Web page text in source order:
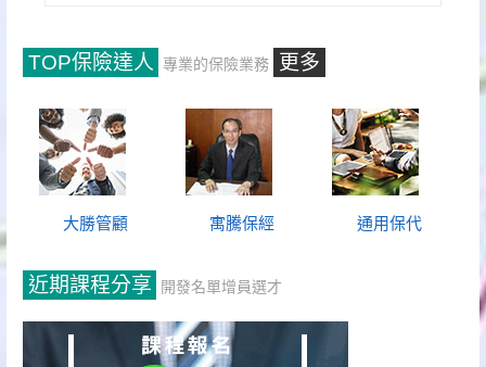
TOP保險達人 專業的保險業務 更多
大勝管顧 寓騰保經 通用保代
近期課程分享 開發名單增員選才